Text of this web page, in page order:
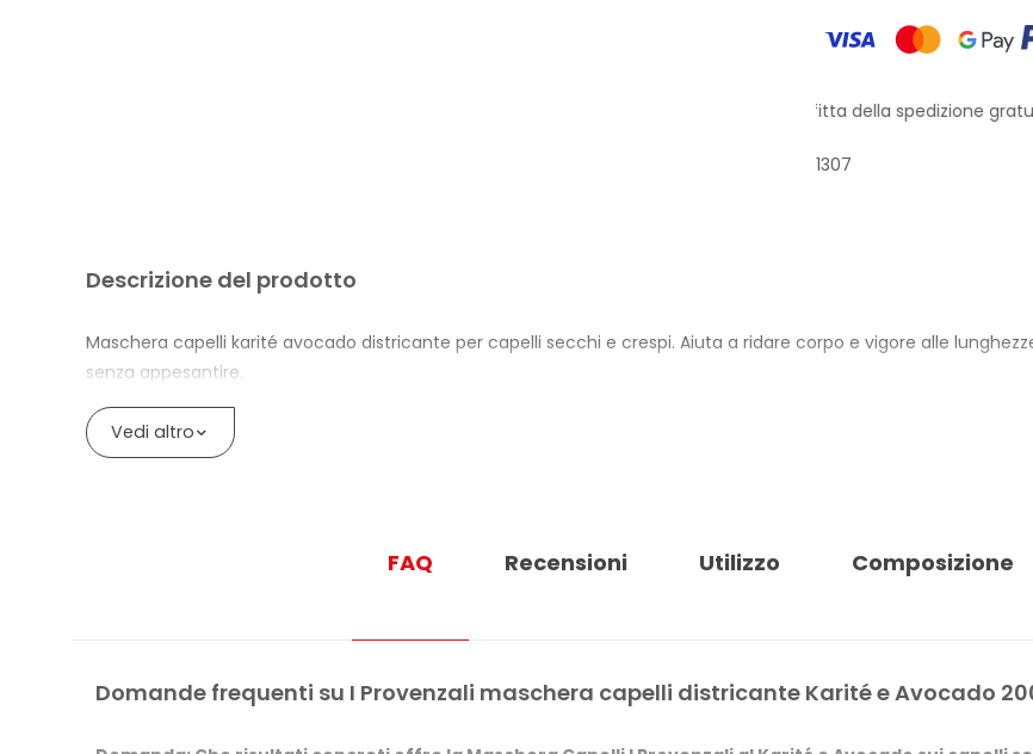
Approfitta della spedizione
1307
Descrizione del prodotto
Maschera capelli karité avocado districante per capelli secchi e crespi. Aiuta a ridare corpo e vigore alle
senza appesantire.
La formula con basi di origine vegetale contiene Olio di Karité ed Estratto di Avocado, ingredienti dalle proprietà
risultano più disciplinati e gestibili, con una sensazione di maggiore comfort sulle lunghezze secche.
Il vaso è in plastica 100% riciclata da post-consumo e il tappo è in plastica 100% riciclabile.
Vedi altro
FAQ Recensioni Utilizzo Composizione
Domande frequenti su I Provenzali maschera capelli districante Karité e Avocado